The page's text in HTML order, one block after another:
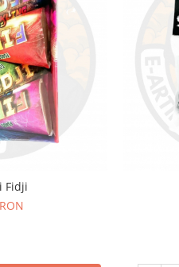
Fidji